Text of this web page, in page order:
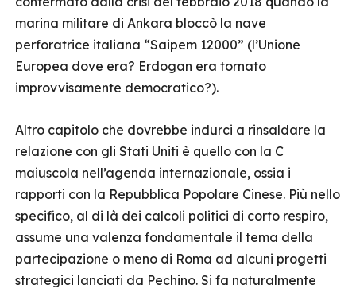
marina militare di Ankara bloccò la nave
perforatrice italiana “Saipem 12000” (l’Unione
Europea dove era? Erdogan era tornato
improvvisamente democratico?).
Altro capitolo che dovrebbe indurci a rinsaldare la
relazione con gli Stati Uniti è quello con la C
maiuscola nell’agenda internazionale, ossia i
rapporti con la Repubblica Popolare Cinese. Più nello
specifico, al di là dei calcoli politici di corto respiro,
assume una valenza fondamentale il tema della
partecipazione o meno di Roma ad alcuni progetti
strategici lanciati da Pechino. Si fa naturalmente